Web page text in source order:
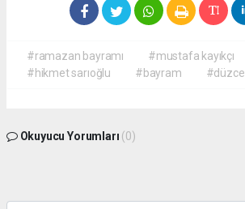
#ramazan bayramı
#mustafa kayıkçı
#hikmet sarıoğlu
#bayram #düzce
Okuyucu Yorumları (0)